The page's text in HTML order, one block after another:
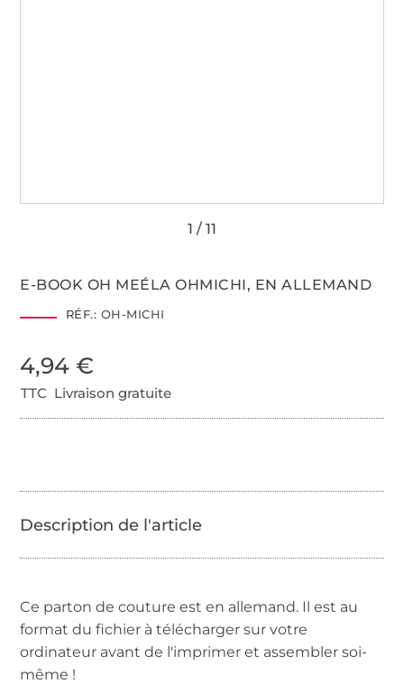
E-BOOK OH MEÉLA OHMICHI, EN ALLEMAND
RÉF.: OH-MICHI
4,94 €
TTC Livraison gratuite
Ce parton de couture est en allemand. Il est au
format du fichier à télécharger sur votre
ordinateur avant de l'imprimer et assembler soi-
même !